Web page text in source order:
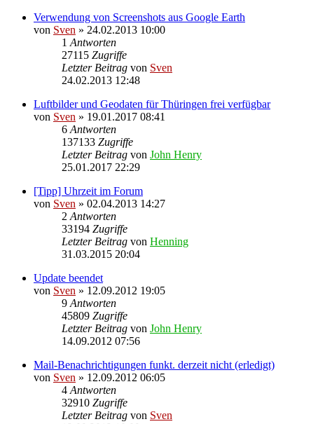
Verwendung von Screenshots aus Google Earth
von Sven » 24.02.2013 10:00
1 Antworten
27115 Zugriffe
Letzter Beitrag von Sven
24.02.2013 12:48
Luftbilder und Geodaten für Thüringen frei verfügbar
von Sven » 19.01.2017 08:41
6 Antworten
137133 Zugriffe
Letzter Beitrag von John Henry
25.01.2017 22:29
[Tipp] Uhrzeit im Forum
von Sven » 02.04.2013 14:27
2 Antworten
33194 Zugriffe
Letzter Beitrag von Henning
31.03.2015 20:04
Update beendet
von Sven » 12.09.2012 19:05
9 Antworten
45809 Zugriffe
Letzter Beitrag von John Henry
14.09.2012 07:56
Mail-Benachrichtigungen funkt. derzeit nicht (erledigt)
von Sven » 12.09.2012 06:05
4 Antworten
32910 Zugriffe
Letzter Beitrag von Sven